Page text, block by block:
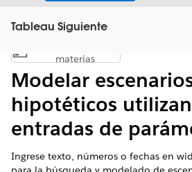
Tableau Siguiente
Mostrar índice de materias
materias
Modelar
hipotéticos
entradas de
Ingrese texto, números o fechas en